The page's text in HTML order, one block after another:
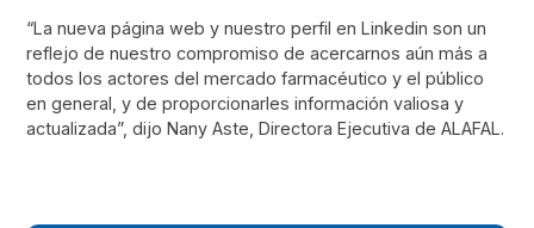
“La nueva página web y nuestro perfil en Linkedin son un
reflejo de nuestro compromiso de acercarnos aún más a
todos los actores del mercado farmacéutico y el público
en general, y de proporcionarles información valiosa y
actualizada”, dijo Nany Aste, Directora Ejecutiva de ALAFAL.